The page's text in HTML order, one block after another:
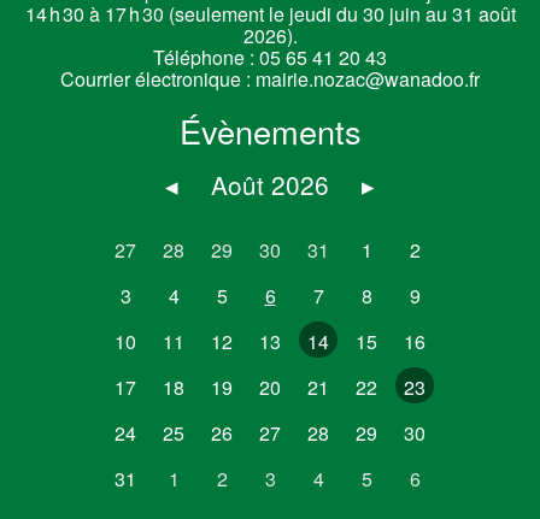
14 h 30 à 17 h 30 (seulement le jeudi du 30 juin au 31 août
2026).
Téléphone : 05 65 41 20 43
Courrier électronique : mairie.nozac@wanadoo.fr
Évènements
◂ Août 2026 ▸
27 28 29 30 31 1
2
3
4 5 6 7 8
9
10
11 12 13 14 15
16
17
18 19 20 21 22
23
24
25 26 27 28 29
30
31
1 2 3 4 5 6